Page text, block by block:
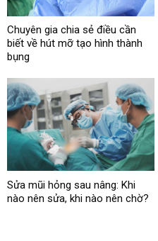
Chuyên gia chia sẻ điều cần
biết về hút mỡ tạo hình thành
bụng
Sửa mũi hỏng sau nâng: Khi
nào nên sửa, khi nào nên chờ?